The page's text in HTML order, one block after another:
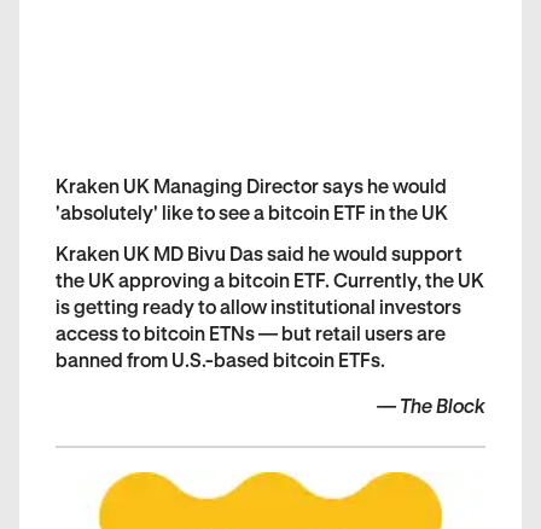
Kraken UK Managing Director says he would
'absolutely' like to see a bitcoin ETF in the UK
Kraken UK MD Bivu Das said he would support
the UK approving a bitcoin ETF. Currently, the UK
is getting ready to allow institutional investors
access to bitcoin ETNs — but retail users are
banned from U.S.-based bitcoin ETFs.
— The Block